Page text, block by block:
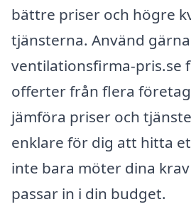
bättre priser och högre
tjänsterna. Använd gärna
ventilationsfirma-pris.se
offerter från flera
jämföra priser och
enklare för dig att hitta
inte bara möter dina
passar in i din budget.